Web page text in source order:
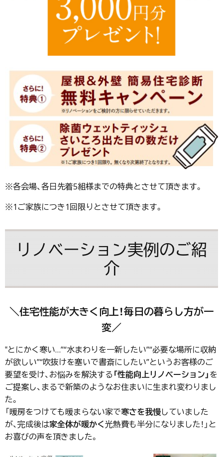
※各会場、各日先着5組様までの特典とさせて頂きます。
※1ご家族につき1回限りとさせて頂きます。
リノベーション実例のご紹
介
＼住宅性能が大きく向上！毎日の暮らし方が一
変／
‟とにかく寒い…”“水まわりを一新したい”“必要な場所に収納
が欲しい”“吹抜けを塞いで書斎にしたい”というお客様のご
要望を受け、お悩みを解決する 「性能向上リノベーション」を
ご提案し、まるで新築のようなお住まいに生まれ変わりまし
た。
「暖房をつけても暖まらない家で寒さを我慢していました
が、完成後は家全体が暖かく光熱費も半分になりました！」と
お喜びの声を頂きました。